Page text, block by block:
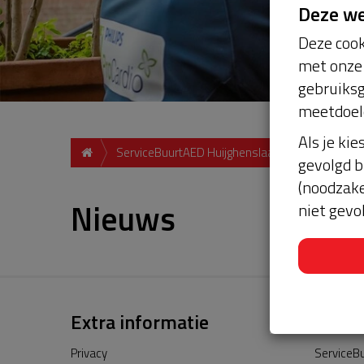
ServiceBuurtAED Huijghenslaan, 6824, Arnhem
Nieuws
Extra informatie
Privacy
Deze
Deze
met
Als je
gevolgd
niet